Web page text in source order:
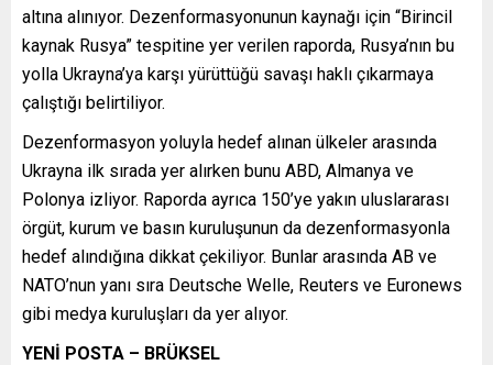
altına alınıyor. Dezenformasyonunun kaynağı için “Birincil
kaynak Rusya” tespitine yer verilen raporda, Rusya’nın bu
yolla Ukrayna’ya karşı yürüttüğü savaşı haklı çıkarmaya
çalıştığı belirtiliyor.
Dezenformasyon yoluyla hedef alınan ülkeler arasında
Ukrayna ilk sırada yer alırken bunu ABD, Almanya ve
Polonya izliyor. Raporda ayrıca 150’ye yakın uluslararası
örgüt, kurum ve basın kuruluşunun da dezenformasyonla
hedef alındığına dikkat çekiliyor. Bunlar arasında AB ve
NATO’nun yanı sıra Deutsche Welle, Reuters ve Euronews
gibi medya kuruluşları da yer alıyor.
YENİ POSTA – BRÜKSEL